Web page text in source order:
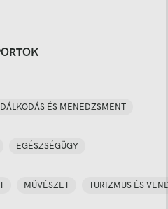
ÉS MENEDZSMENT
EGÉSZSÉGÜGY
MŰVÉSZET TURIZMUS ÉS